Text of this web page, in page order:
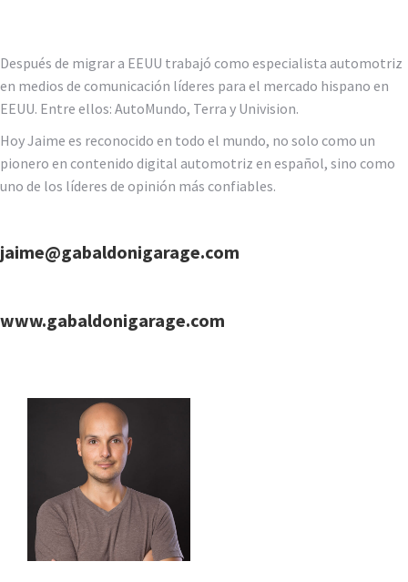
Después de migrar a EEUU trabajó como especialista automotriz
en medios de comunicación líderes para el mercado hispano en
EEUU. Entre ellos: AutoMundo, Terra y Univision.
Hoy Jaime es reconocido en todo el mundo, no solo como un
pionero en contenido digital automotriz en español, sino como
uno de los líderes de opinión más confiables.
jaime@gabaldonigarage.com
www.gabaldonigarage.com